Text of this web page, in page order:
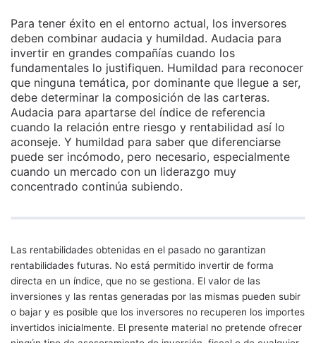
Para tener éxito en el entorno actual, los inversores
deben combinar audacia y humildad. Audacia para
invertir en grandes compañías cuando los
fundamentales lo justifiquen. Humildad para reconocer
que ninguna temática, por dominante que llegue a ser,
debe determinar la composición de las carteras.
Audacia para apartarse del índice de referencia
cuando la relación entre riesgo y rentabilidad así lo
aconseje. Y humildad para saber que diferenciarse
puede ser incómodo, pero necesario, especialmente
cuando un mercado con un liderazgo muy
concentrado continúa subiendo.
Las rentabilidades obtenidas en el pasado no garantizan
rentabilidades futuras. No está permitido invertir de forma
directa en un índice, que no se gestiona. El valor de las
inversiones y las rentas generadas por las mismas pueden subir
o bajar y es posible que los inversores no recuperen los importes
invertidos inicialmente. El presente material no pretende ofrecer